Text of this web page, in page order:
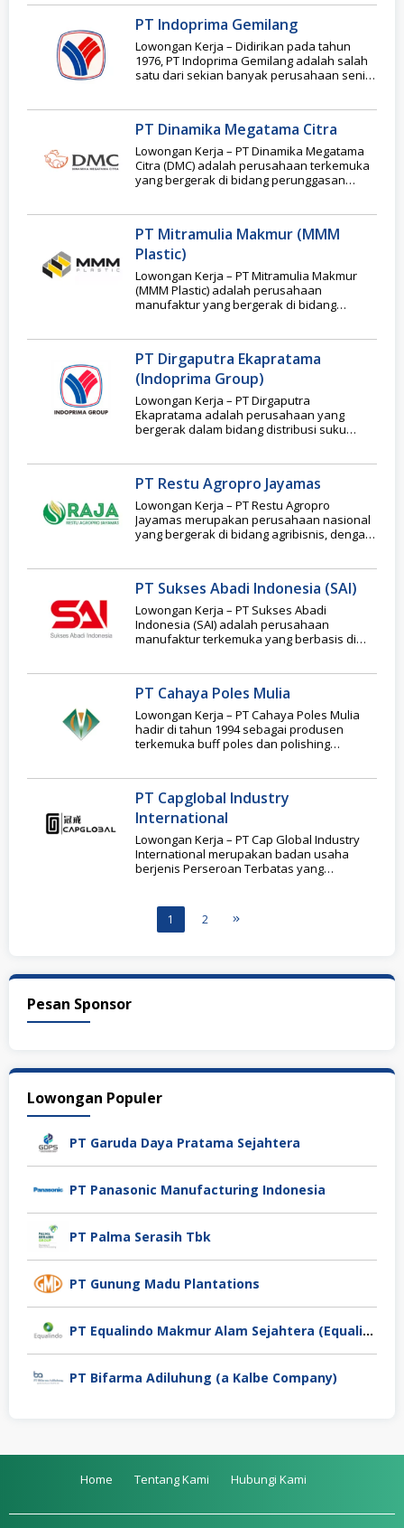
PT Indoprima Gemilang
Lowongan Kerja – Didirikan pada tahun
1976, PT Indoprima Gemilang adalah salah
satu dari sekian banyak perusahaan senior
PT Dinamika Megatama Citra
Lowongan Kerja – PT Dinamika Megatama
Citra (DMC) adalah perusahaan terkemuka
yang bergerak di bidang perunggasan
PT Mitramulia Makmur (MMM
Plastic)
Lowongan Kerja – PT Mitramulia Makmur
(MMM Plastic) adalah perusahaan
manufaktur yang bergerak di bidang
PT Dirgaputra Ekapratama
(Indoprima Group)
Lowongan Kerja – PT Dirgaputra
Ekapratama adalah perusahaan yang
bergerak dalam bidang distribusi suku
PT Restu Agropro Jayamas
Lowongan Kerja – PT Restu Agropro
Jayamas merupakan perusahaan nasional
yang bergerak di bidang agribisnis, dengan
PT Sukses Abadi Indonesia (SAI)
Lowongan Kerja – PT Sukses Abadi
Indonesia (SAI) adalah perusahaan
manufaktur terkemuka yang berbasis di
PT Cahaya Poles Mulia
Lowongan Kerja – PT Cahaya Poles Mulia
hadir di tahun 1994 sebagai produsen
terkemuka buff poles dan polishing
PT Capglobal Industry
International
Lowongan Kerja – PT Cap Global Industry
International merupakan badan usaha
berjenis Perseroan Terbatas yang
1 2
Pesan Sponsor
Lowongan Populer
PT Garuda Daya Pratama Sejahtera
PT Panasonic Manufacturing Indonesia
PT Palma Serasih Tbk
PT Gunung Madu Plantations
PT Equalindo Makmur Alam Sejahtera (Equalindo Group)
PT Bifarma Adiluhung (a Kalbe Company)
Home Tentang Kami Hubungi Kami